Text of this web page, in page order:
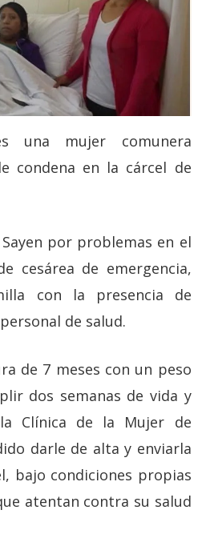
una mujer comunera
condena en la cárcel de
por problemas en el
cesárea de emergencia,
con la presencia de
de salud.
de 7 meses con un peso
dos semanas de vida y
Clínica de la Mujer de
darle de alta y enviarla
bajo condiciones propias
atentan contra su salud